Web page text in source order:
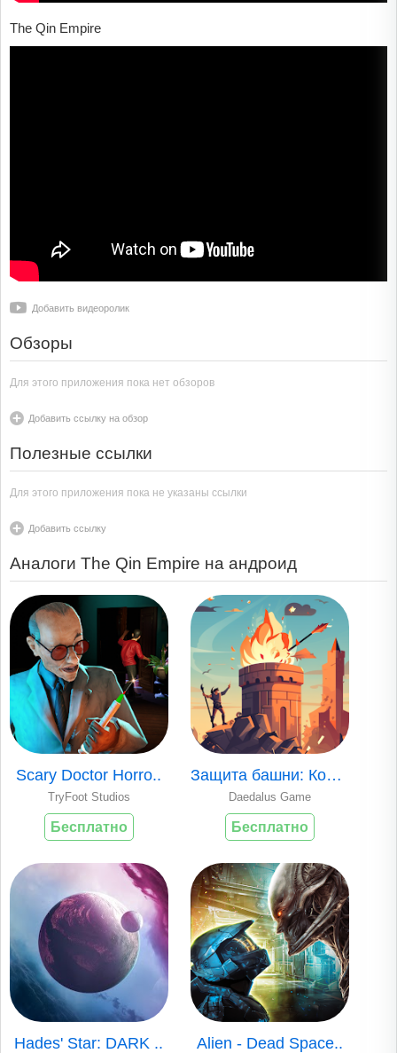
The Qin Empire
Добавить видеоролик
Обзоры
Для этого приложения пока нет обзоров
Добавить ссылку на обзор
Полезные ссылки
Для этого приложения пока не указаны ссылки
Добавить ссылку
Аналоги The Qin Empire на андроид
Scary Doctor Horro..
TryFoot Studios
Бесплатно
Защита башни: Коро..
Daedalus Game
Бесплатно
Hades' Star: DARK .. Alien - Dead Space..